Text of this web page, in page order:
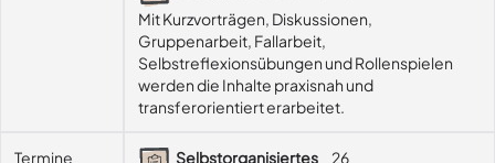
Mit Kurzvorträgen, Diskussionen,
Gruppenarbeit, Fallarbeit,
Selbstreflexionsübungen und Rollenspielen
werden die Inhalte praxisnah und
transferorientiert erarbeitet.
Termine
Selbstorganisiertes
26